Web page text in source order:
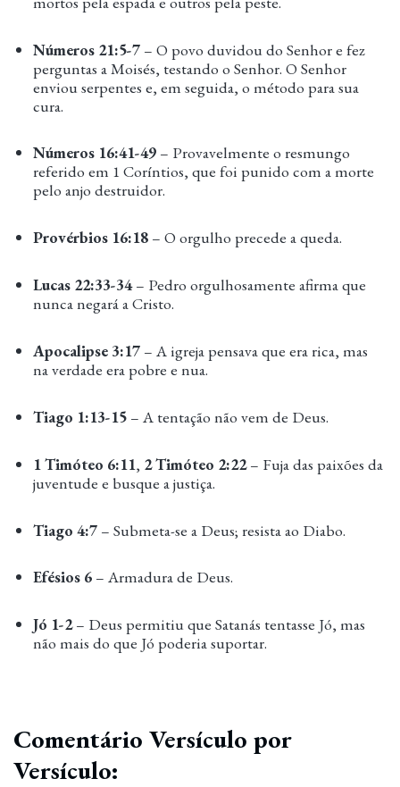
Números 21:5-7 – O povo duvidou do Senhor e fez
perguntas a Moisés, testando o Senhor. O Senhor
enviou serpentes e, em seguida, o método para sua
cura.
Números 16:41-49 – Provavelmente o resmungo
referido em 1 Coríntios, que foi punido com a morte
pelo anjo destruidor.
Provérbios 16:18 – O orgulho precede a queda.
Lucas 22:33-34– Pedro orgulhosamente afirma que
nunca negará a Cristo.
Apocalipse 3:17 – A igreja pensava que era rica, mas
na verdade era pobre e nua.
Tiago 1:13-15 – A tentação não vem de Deus.
1 Timóteo 6:11, 2 Timóteo 2:22– Fuja das paixões da
juventude e busque a justiça.
Tiago 4:7 – Submeta-se a Deus; resista ao Diabo.
Efésios 6 – Armadura de Deus.
Jó 1-2– Deus permitiu que Satanás tentasse Jó, mas
não mais do que Jó poderia suportar.
Comentário Versículo por
Versículo: